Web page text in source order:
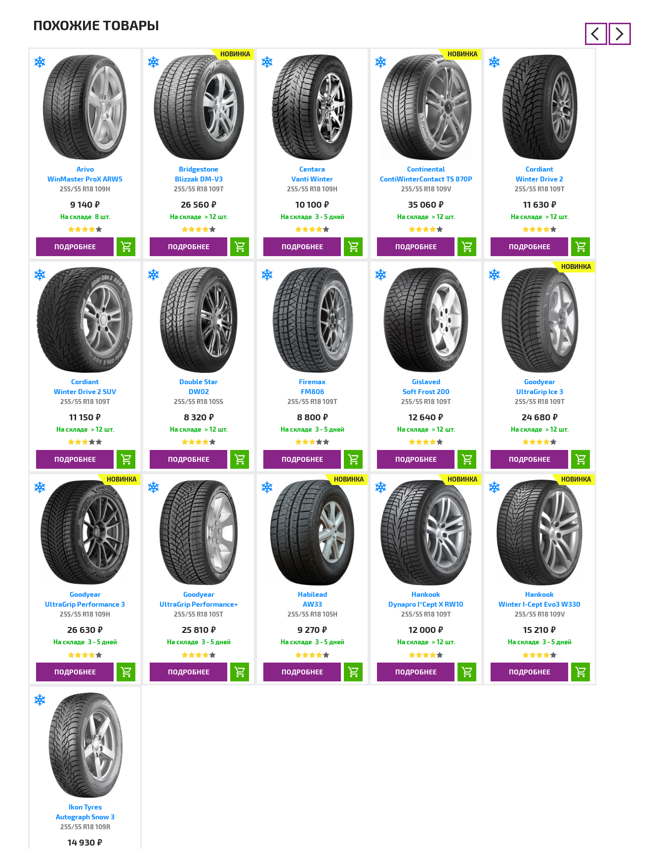
ПОХОЖИЕ ТОВАРЫ
Arivo
WinMaster ProX ARW5
255/55 R18 109H
9 140 руб.
8 шт.
ПОДРОБНЕЕ
НОВИНКА
Bridgestone
Blizzak DM-V3
255/55 R18 109T
26 560 руб.
> 12 шт.
ПОДРОБНЕЕ
Centara
Vanti Winter
255/55 R18 109H
10 100 руб.
3 - 5 дней
ПОДРОБНЕЕ
НОВИНКА
Continental
ContiWinterContact TS 870P
255/55 R18 109V
35 060 руб.
> 12 шт.
ПОДРОБНЕЕ
Cordiant
Winter Drive 2
255/55 R18 109T
11 630 руб.
> 12 шт.
ПОДРОБНЕЕ
Cordiant
Winter Drive 2 SUV
255/55 R18 109T
11 150 руб.
> 12 шт.
ПОДРОБНЕЕ
Double Star
DW02
255/55 R18 105S
8 320 руб.
> 12 шт.
ПОДРОБНЕЕ
Firemax
FM806
255/55 R18 109T
8 800 руб.
3 - 5 дней
ПОДРОБНЕЕ
Gislaved
Soft Frost 200
255/55 R18 109T
12 640 руб.
> 12 шт.
ПОДРОБНЕЕ
НОВИНКА
Goodyear
UltraGrip Ice 3
255/55 R18 109T
24 680 руб.
> 12 шт.
ПОДРОБНЕЕ
НОВИНКА
Goodyear
UltraGrip Performance 3
255/55 R18 109H
26 630 руб.
3 - 5 дней
ПОДРОБНЕЕ
Goodyear
UltraGrip Performance+
255/55 R18 105T
25 810 руб.
3 - 5 дней
ПОДРОБНЕЕ
НОВИНКА
Habilead
AW33
255/55 R18 105H
9 270 руб.
3 - 5 дней
ПОДРОБНЕЕ
НОВИНКА
Hankook
Dynapro I*Cept X RW10
255/55 R18 109T
12 000 руб.
> 12 шт.
ПОДРОБНЕЕ
НОВИНКА
Hankook
Winter I-Cept Evo3 W330
255/55 R18 109V
15 210 руб.
3 - 5 дней
ПОДРОБНЕЕ
Ikon Tyres
Autograph Snow 3
255/55 R18 109R
14 930 руб.